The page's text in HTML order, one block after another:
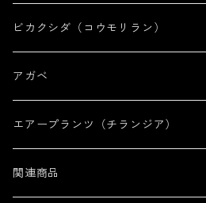
ビカクシダ（コウモリラン）
アガベ
エアープランツ（チランジア）
関連商品